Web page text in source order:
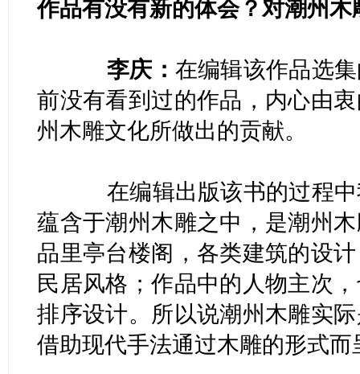
作品有没有新的体会？对潮州
李庆： 在编辑该作品选
前没有看到过的作品，内心由
州木雕文化所做出的贡献。
在编辑出版该书的过程中
蕴含于潮州木雕之中，是潮州
品里亭台楼阁，各类建筑的设
民居风格；作品中的人物主次
排序设计。所以说潮州木雕实
借助现代手法通过木雕的形式而